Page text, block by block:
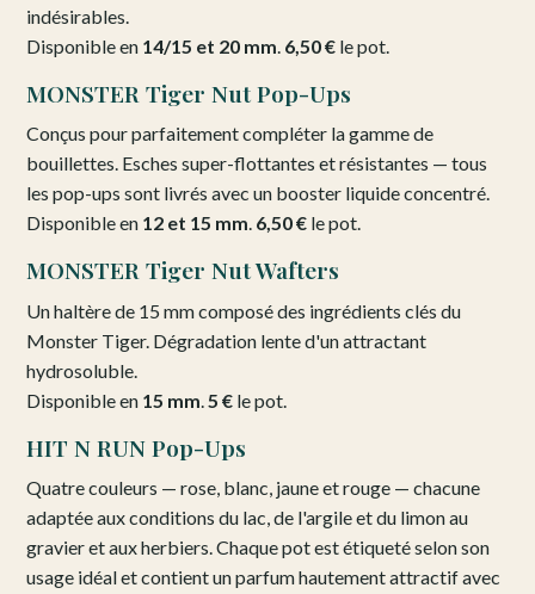
indésirables.
Disponible en 14/15 et 20 mm 6,50 € le pot.
MONSTER Tiger Nut Pop-Ups
Conçus pour parfaitement compléter la gamme de
bouillettes. Esches super-flottantes et résistantes — tous
les pop-ups sont livrés avec un booster liquide concentré.
Disponible en 12 et 15 mm. 6,50 € le pot.
MONSTER Tiger Nut Wafters
Un haltère de 15 mm composé des ingrédients clés du
Monster Tiger. Dégradation lente d'un attractant
hydrosoluble.
Disponible en 15 mm 5 € le pot.
HIT N RUN Pop-Ups
Quatre couleurs — rose, blanc, jaune et rouge — chacune
adaptée aux conditions du lac, de l'argile et du limon au
gravier et aux herbiers. Chaque pot est étiqueté selon son
usage idéal et contient un parfum hautement attractif avec